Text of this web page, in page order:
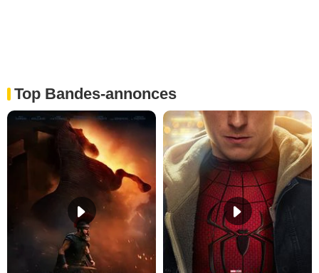
Top Bandes-annonces